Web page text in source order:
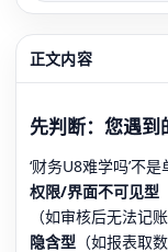
正文内容
先判断：您遇到
‘财务U8难学吗’不
权限/界面不可见型
（如审核后无法记
隐含型 （如报表取